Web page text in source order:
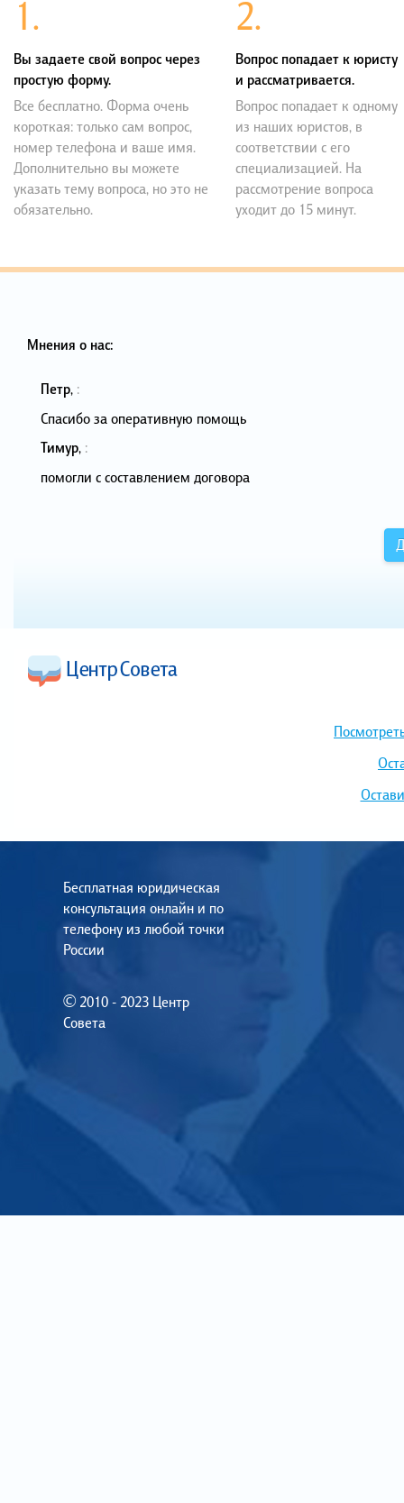
1.
Вы задаете свой вопрос через
простую форму.
Все бесплатно. Форма очень
короткая: только сам вопрос,
номер телефона и ваше имя.
Дополнительно вы можете
указать тему вопроса, но это не
обязательно.
2.
Вопрос попадает к юристу
и рассматривается.
Вопрос попадает к одному
из наших юристов, в
соответствии с его
специализацией. На
рассмотрение вопроса
уходит до 15 минут.
Мнения о нас:
Петр, :
Спасибо за оперативную помощь
Тимур, :
помогли с составлением договора
Бесплатная юридическая
консультация онлайн и по
телефону из любой точки
России
© 2010 - 2023 Центр
Совета